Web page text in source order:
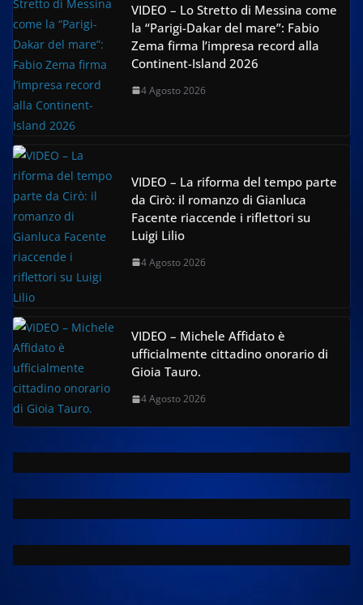
VIDEO – Lo Stretto di Messina come
la “Parigi-Dakar del mare”: Fabio
Zema firma l’impresa record alla
Continent-Island 2026
4 Agosto 2026
VIDEO – La riforma del tempo parte
da Cirò: il romanzo di Gianluca
Facente riaccende i riflettori su
Luigi Lilio
4 Agosto 2026
VIDEO – Michele Affidato è
ufficialmente cittadino onorario di
Gioia Tauro.
4 Agosto 2026